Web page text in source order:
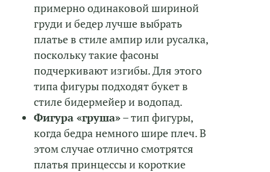
примерно одинаковой шириной
груди и бедер лучше выбрать
платье в стиле ампир или русалка,
поскольку такие фасоны
подчеркивают изгибы. Для этого
типа фигуры подходят букет в
стиле бидермейер и водопад.
Фигура «груша»– тип фигуры,
когда бедра немного шире плеч. В
этом случае отлично смотрятся
платья принцессы и короткие